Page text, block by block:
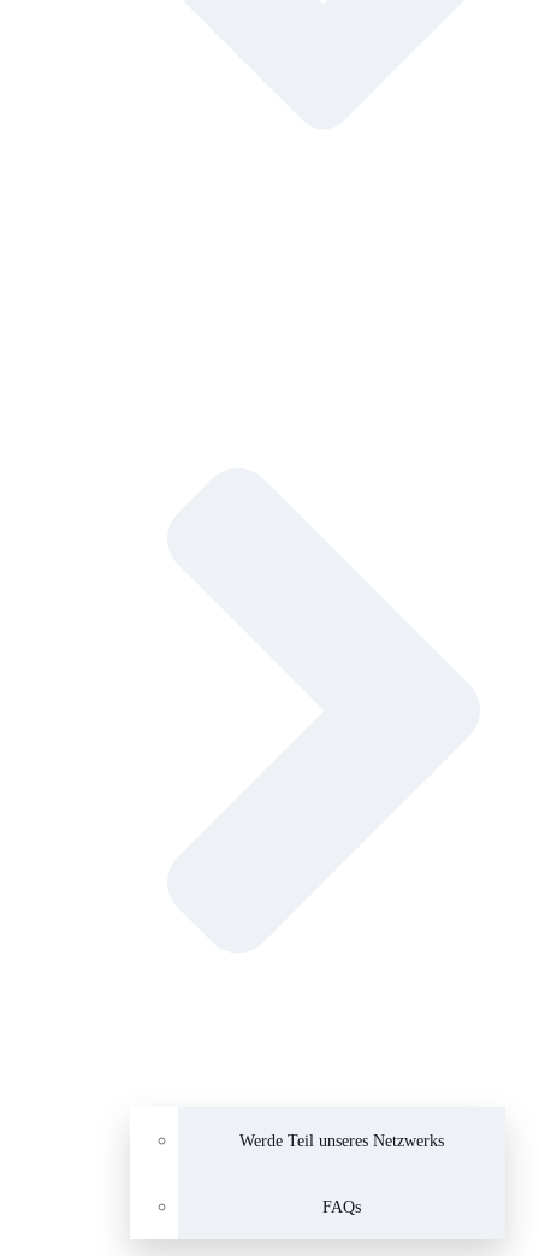
Werde Teil unseres Netzwerks
FAQs